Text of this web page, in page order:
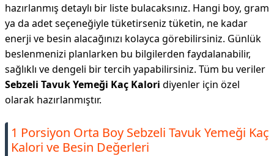
hazırlanmış detaylı bir liste bulacaksınız. Hangi boy, gram
ya da adet seçeneğiyle tüketirseniz tüketin, ne kadar
enerji ve besin alacağınızı kolayca görebilirsiniz. Günlük
beslenmenizi planlarken bu bilgilerden faydalanabilir,
sağlıklı ve dengeli bir tercih yapabilirsiniz. Tüm bu veriler
Sebzeli Tavuk Yemeği Kaç Kalori diyenler için özel
olarak hazırlanmıştır.
1 Porsiyon Orta Boy Sebzeli Tavuk Yemeği Kaç
Kalori ve Besin Değerleri